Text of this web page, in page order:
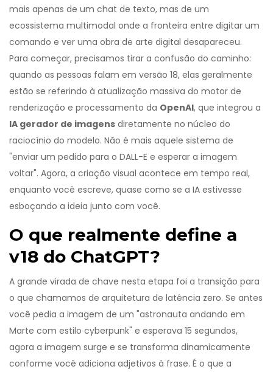
mais apenas de um chat de texto, mas de um
ecossistema multimodal onde a fronteira entre digitar um
comando e ver uma obra de arte digital desapareceu.
Para começar, precisamos tirar a confusão do caminho:
quando as pessoas falam em versão 18, elas geralmente
estão se referindo à atualização massiva do motor de
renderização e processamento da OpenAI, que integrou a
IA gerador de imagens diretamente no núcleo do
raciocínio do modelo. Não é mais aquele sistema de
"enviar um pedido para o DALL-E e esperar a imagem
voltar". Agora, a criação visual acontece em tempo real,
enquanto você escreve, quase como se a IA estivesse
esboçando a ideia junto com você.
O que realmente define a
v18 do ChatGPT?
A grande virada de chave nesta etapa foi a transição para
o que chamamos de arquitetura de latência zero. Se antes
você pedia a imagem de um "astronauta andando em
Marte com estilo cyberpunk" e esperava 15 segundos,
agora a imagem surge e se transforma dinamicamente
conforme você adiciona adjetivos à frase. É o que a